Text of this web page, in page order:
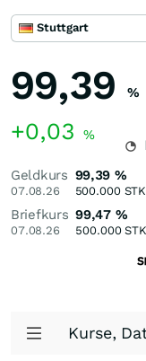
Stuttgart
99,39 %
+0,03 %
Geldkurs
07.08.26
99,39 %
500.000STK
Briefkurs
07.08.26
99,47 %
500.000STK
Kurse,